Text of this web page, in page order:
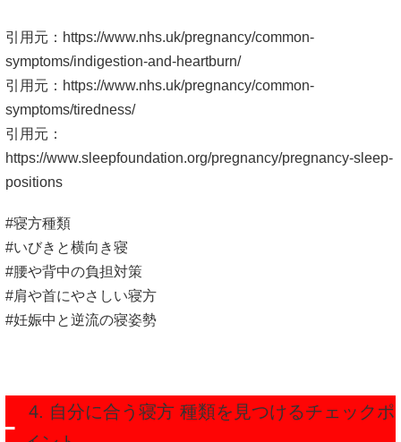
引用元： https://www.nhs.uk/pregnancy/common-
symptoms/indigestion-and-heartburn/
引用元： https://www.nhs.uk/pregnancy/common-
symptoms/tiredness/
引用元：
https://www.sleepfoundation.org/pregnancy/pregnancy-sleep-
positions
#寝方種類
#いびきと横向き寝
#腰や背中の負担対策
#肩や首にやさしい寝方
#妊娠中と逆流の寝姿勢
4. 自分に合う寝方 種類を見つけるチェックポ